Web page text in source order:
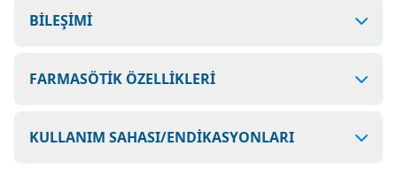
BİLEŞİMİ
FARMASÖTİK ÖZELLİKLERİ
KULLANIM SAHASI/ENDİKASYONLARI